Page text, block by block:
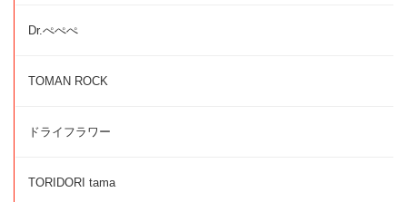
Dr.ぺぺぺ
TOMAN ROCK
ドライフラワー
TORIDORI tama